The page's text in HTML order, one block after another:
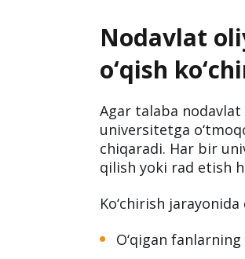
Nodavlat
o‘qish
Agar talaba
universitetga
chiqaradi. Har bir
qilish yoki rad etish
Ko‘chirish
O‘qigan